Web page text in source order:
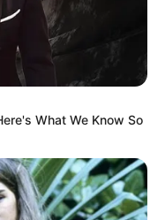
die 7 besten
Sommer!
Search
What We Know So